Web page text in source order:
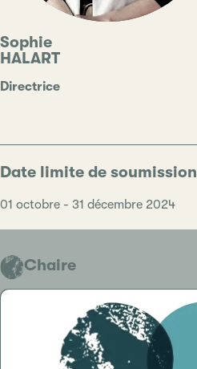
Sophie
HALART
Type
Poste
Directrice
Date limite de soumission
01 octobre - 31 décembre 2024
Chaire